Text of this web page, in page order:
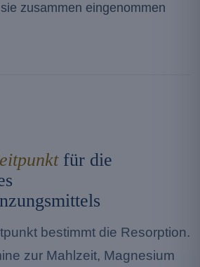
zusammen eingenommen
für die
bestimmt die Resorption.
zur Mahlzeit, Magnesium